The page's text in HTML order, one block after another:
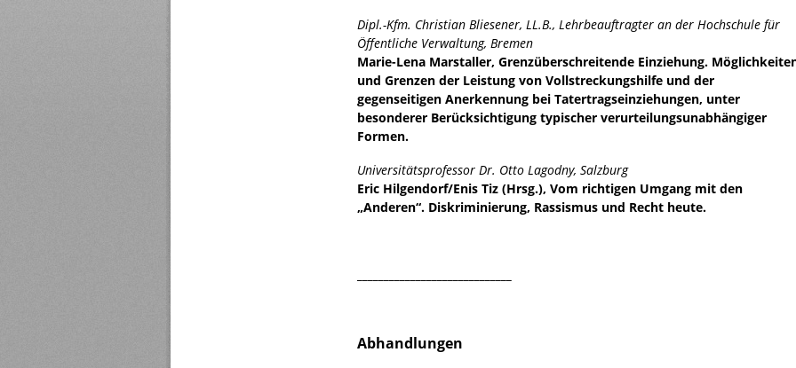
Dipl.-Kfm. Christian Bliesener, LL.B., Lehrbeauftragter an der Hochschule für
Öffentliche Verwaltung, Bremen
Marie-Lena Marstaller, Grenzüberschreitende Einziehung.
und Grenzen der Leistung von Vollstreckungshilfe und der
gegenseitigen Anerkennung bei Tatertragseinziehungen, unter
besonderer Berücksichtigung typischer verurteilungsunabhängiger
Formen.
Universitätsprofessor Dr. Otto Lagodny, Salzburg
Eric Hilgendorf/Enis Tiz (Hrsg.), Vom richtigen Umgang mit den
„Anderen“. Diskriminierung, Rassismus und Recht heute.
Abhandlungen